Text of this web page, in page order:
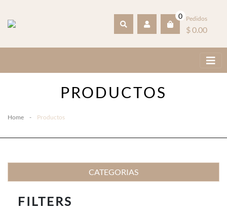
0 Pedidos
$ 0.00
PRODUCTOS
Home - Productos
CATEGORIAS
FILTERS